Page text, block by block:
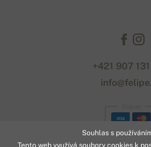
+421 907
Souhlas s
Tento web využívá soubory cookies k